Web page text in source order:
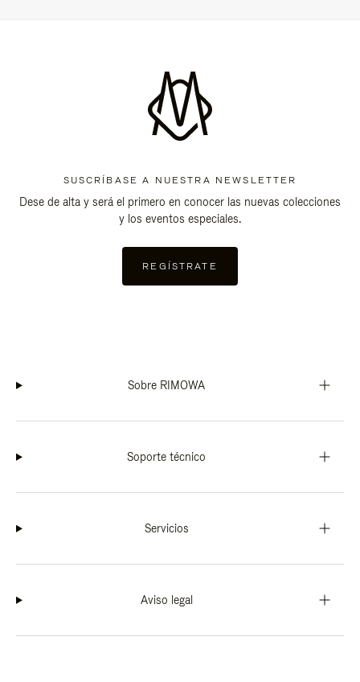
SUSCRÍBASE A NUESTRA NEWSLETTER
Dese de alta y será el primero en conocer las nuevas colecciones
y los eventos especiales.
REGÍSTRATE
Sobre RIMOWA
Soporte técnico
Servicios
Aviso legal